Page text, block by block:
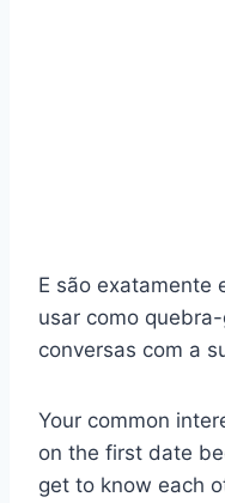
E são exatamente
usar como
conversas com a
Your common
on the first date
get to know each